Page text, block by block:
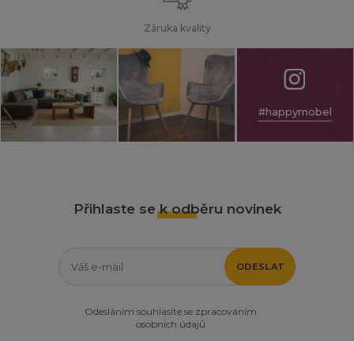
Záruka kvality
#happymobel
Přihlaste se k odběru novinek
ODESLAT
Odesláním souhlasíte se zpracováním
osobních údajů